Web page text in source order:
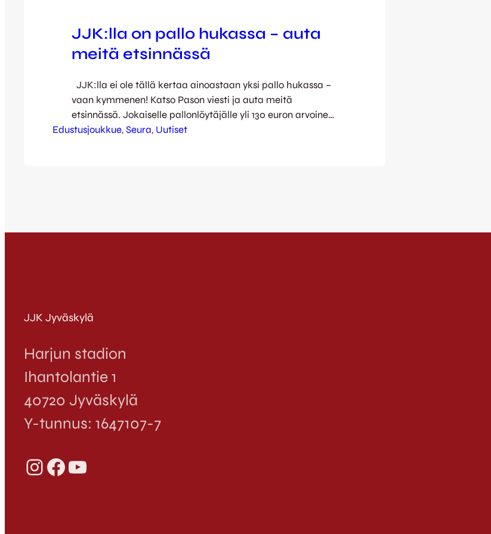
JJK:lla on pallo hukassa – auta
meitä etsinnässä
JJK:lla ei ole tällä kertaa ainoastaan yksi pallo hukassa –
vaan kymmenen! Katso Pason viesti ja auta meitä
etsinnässä. Jokaiselle pallonlöytäjälle yli 130 euron arvoinen
palkintopaketti! Pallot tulee palauttaa JJK:n Superpisteelle
Edustusjoukkue, Seura, Uutiset
JJK Jyväskylä
Harjun stadion
Ihantolantie 1
40720 Jyväskylä
Y-tunnus: 1647107-7
InstagramFacebook YouTube